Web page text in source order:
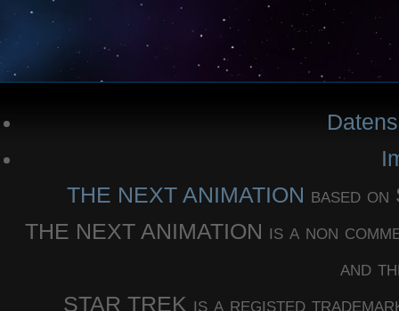
THE NEXT ANIMATION based
THE NEXT ANIMATION is a non
and
STAR TREK is a registed